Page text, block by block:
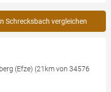
Schrecksbach vergleichen
(Efze) (21km von 34576